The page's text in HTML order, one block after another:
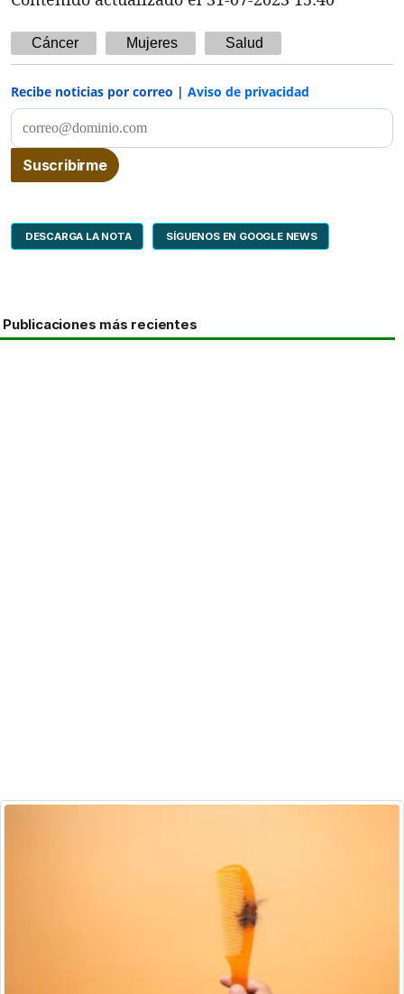
Cáncer Mujeres Salud
Recibe noticias por correo | Aviso de privacidad
DESCARGA LA NOTA SÍGUENOS EN GOOGLE NEWS
Publicaciones más recientes